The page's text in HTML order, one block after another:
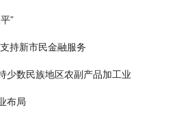
”
持新市民金融服务
少数民族地区农副产品加工业
布局